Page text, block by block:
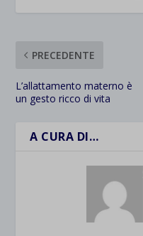
PRECEDENTE
L’allattamento materno è
un gesto ricco di vita
A CURA DI…